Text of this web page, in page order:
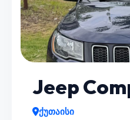
Jeep
ქუთაისი